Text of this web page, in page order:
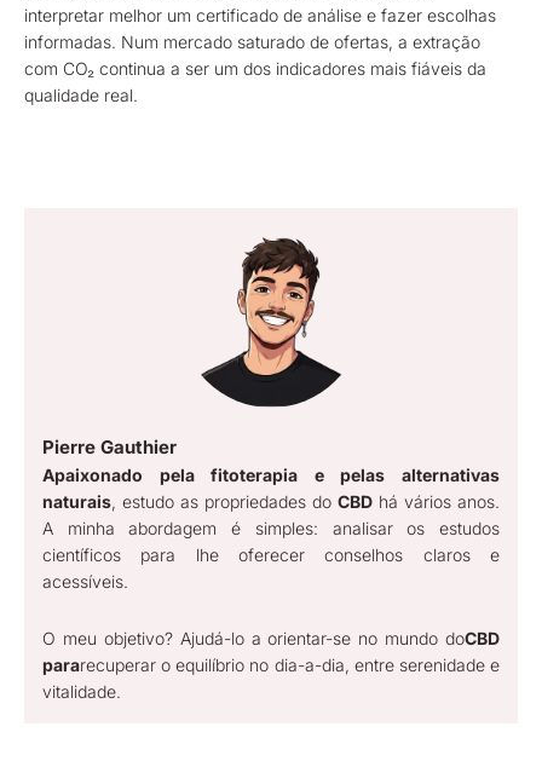
interpretar melhor um certificado de análise e fazer escolhas
informadas. Num mercado saturado de ofertas, a extração
com CO₂ continua a ser um dos indicadores mais fiáveis da
qualidade real.
Pierre Gauthier
Apaixonado pela fitoterapia e pelas alternativas
naturais, estudo as propriedades do CBD há vários anos.
A minha abordagem é simples: analisar os estudos
científicos para lhe oferecer conselhos claros e
acessíveis.
O meu objetivo? Ajudá-lo a orientar-se no mundo doCBD
pararecuperar o equilíbrio no dia-a-dia, entre serenidade e
vitalidade.